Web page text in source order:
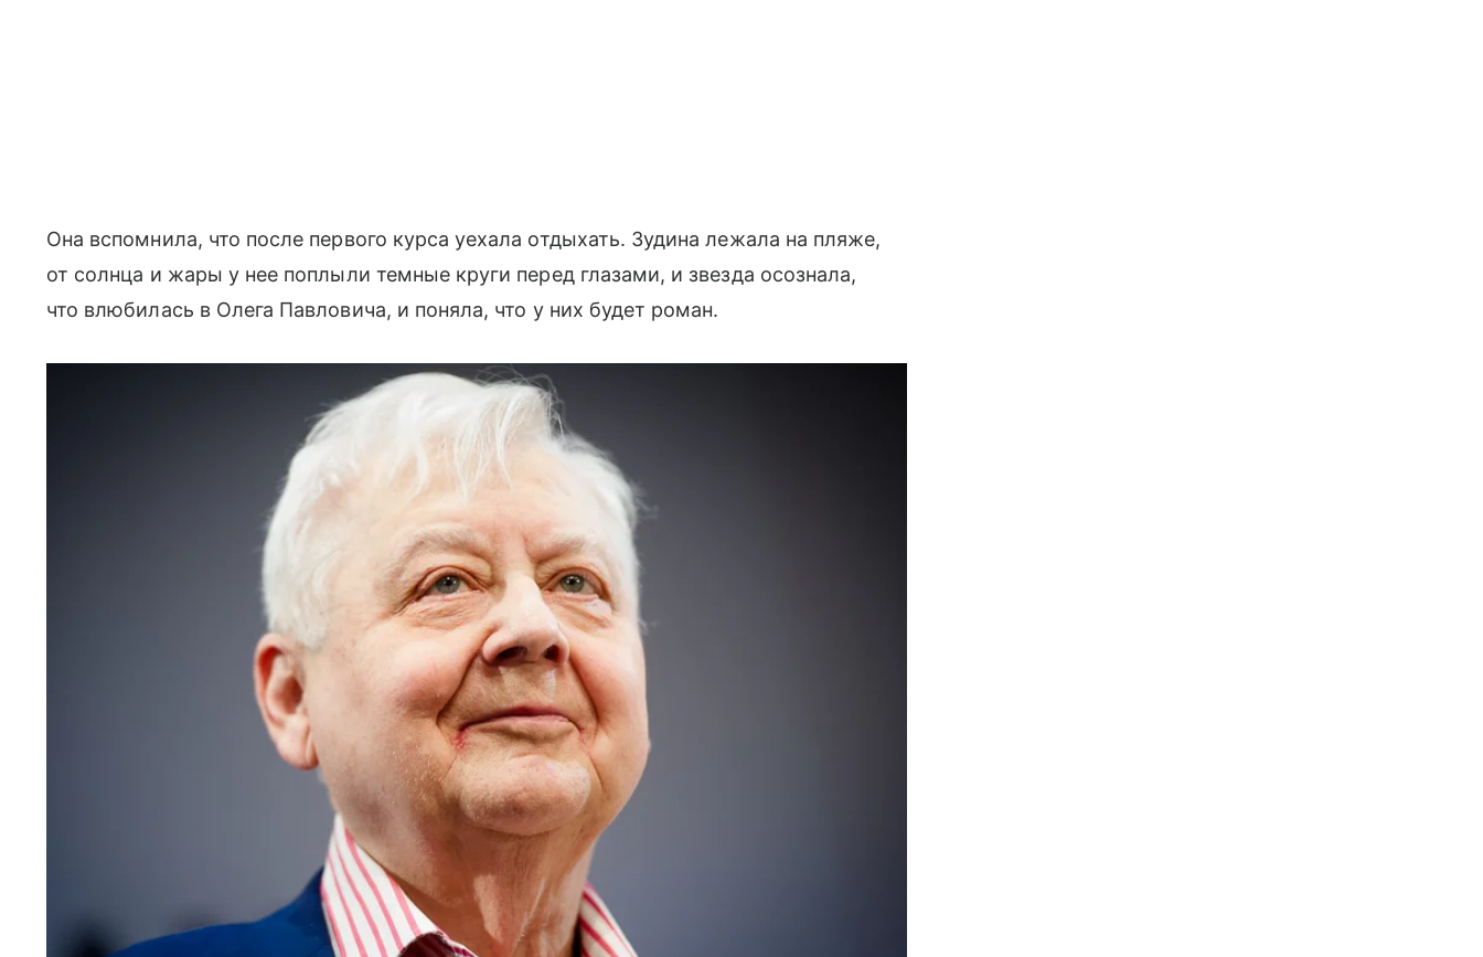
Она вспомнила, что после первого курса уехала отдыхать. Зудина лежала на пляже,
от солнца и жары у нее поплыли темные круги перед глазами, и звезда осознала,
что влюбилась в Олега Павловича, и поняла, что у них будет роман.